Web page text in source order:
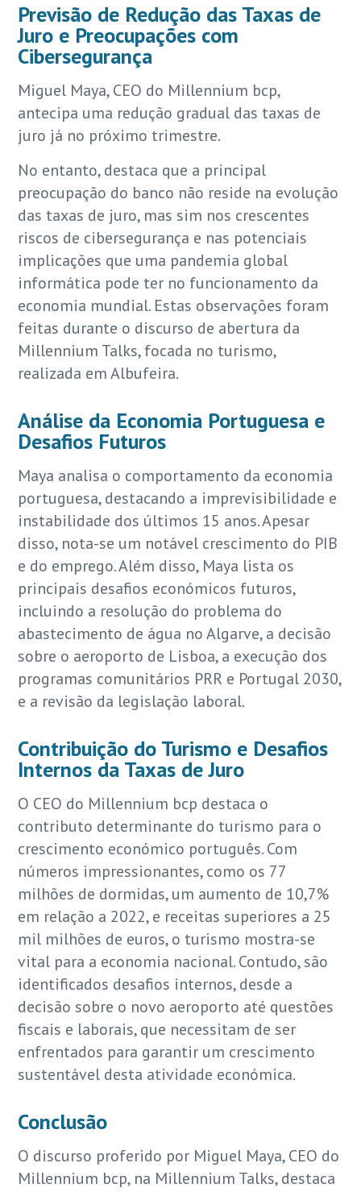
Previsão de Redução das Taxas de
Juro e Preocupações com
Cibersegurança
Miguel Maya, CEO do Millennium bcp,
antecipa uma redução gradual das taxas de
juro já no próximo trimestre.
No entanto, destaca que a principal
preocupação do banco não reside na evolução
das taxas de juro, mas sim nos crescentes
riscos de cibersegurança e nas potenciais
implicações que uma pandemia global
informática pode ter no funcionamento da
economia mundial. Estas observações foram
feitas durante o discurso de abertura da
Millennium Talks, focada no turismo,
realizada em Albufeira.
Análise da Economia Portuguesa e
Desafios Futuros
Maya analisa o comportamento da economia
portuguesa, destacando a imprevisibilidade e
instabilidade dos últimos 15 anos. Apesar
disso, nota-se um notável crescimento do PIB
e do emprego. Além disso, Maya lista os
principais desafios económicos futuros,
incluindo a resolução do problema do
abastecimento de água no Algarve, a decisão
sobre o aeroporto de Lisboa, a execução dos
programas comunitários PRR e Portugal 2030,
e a revisão da legislação laboral.
Contribuição do Turismo e Desafios
Internos da Taxas de Juro
O CEO do Millennium bcp destaca o
contributo determinante do turismo para o
crescimento económico português. Com
números impressionantes, como os 77
milhões de dormidas, um aumento de 10,7%
em relação a 2022, e receitas superiores a 25
mil milhões de euros, o turismo mostra-se
vital para a economia nacional. Contudo, são
identificados desafios internos, desde a
decisão sobre o novo aeroporto até questões
fiscais e laborais, que necessitam de ser
enfrentados para garantir um crescimento
sustentável desta atividade económica.
Conclusão
O discurso proferido por Miguel Maya, CEO do
Millennium bcp, na Millennium Talks, destaca